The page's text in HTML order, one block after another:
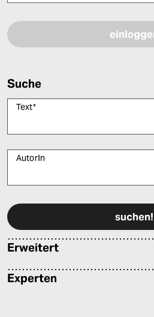
Suche
Text*
AutorIn
Erweitert
Experten